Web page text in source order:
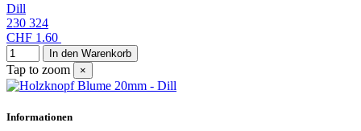
Dill
230 324
CHF 1.60
In den Warenkorb
Tap to zoom ×
Informationen